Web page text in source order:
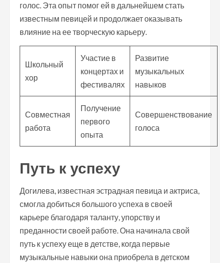
голос. Эта опыт помог ей в дальнейшем стать
известным певицей и продолжает оказывать
влияние на ее творческую карьеру.
Школьный
хор
Участие в
концертах и
фестивалях
Развитие
музыкальных
навыков
Совместная
работа
Получение
первого
опыта
Совершенствование
голоса
Путь к успеху
Догилева, известная эстрадная певица и актриса,
смогла добиться большого успеха в своей
карьере благодаря таланту, упорству и
преданности своей работе. Она начинала свой
путь к успеху еще в детстве, когда первые
музыкальные навыки она приобрела в детском